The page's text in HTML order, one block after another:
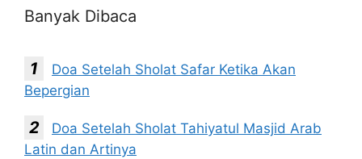
Banyak Dibaca
Doa Setelah Sholat Safar Ketika Akan
Bepergian
Doa Setelah Sholat Tahiyatul Masjid Arab
Latin dan Artinya